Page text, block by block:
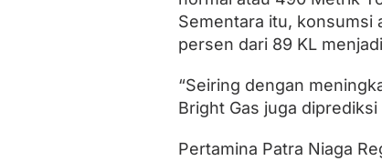
Sementara itu, konsumsi
persen dari 89 KL
“Seiring dengan
Bright Gas juga
Pertamina Patra Niaga